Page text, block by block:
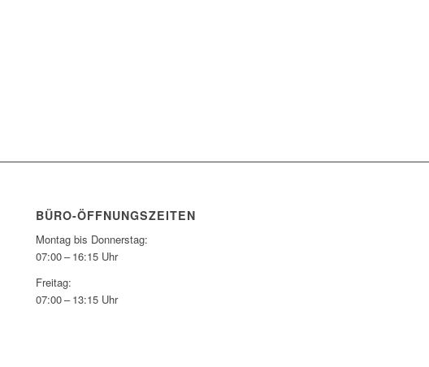
BÜRO-ÖFFNUNGSZEITEN
Montag bis Donnerstag:
07:00 – 16:15 Uhr
Freitag:
07:00 – 13:15 Uhr